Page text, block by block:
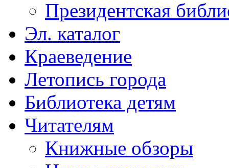
Президентская
Эл. каталог
Краеведение
Летопись города
Библиотека детям
Читателям
Книжные обзоры